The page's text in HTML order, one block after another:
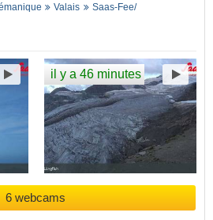
Valais
Saas-Fee/​
il y a 46 minutes
6 webcams